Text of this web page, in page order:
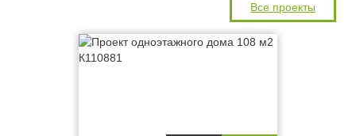
Все проекты